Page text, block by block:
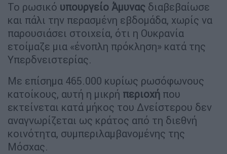
Το ρωσικό υπουργείο Άμυνας διαβεβαίωσε
και πάλι την περασμένη εβδομάδα, χωρίς να
παρουσιάσει στοιχεία, ότι η Ουκρανία
ετοίμαζε μια «ένοπλη πρόκληση» κατά της
Υπερδνειστερίας.
Με επίσημα 465.000 κυρίως ρωσόφωνους
κατοίκους, αυτή η μικρή περιοχή που
εκτείνεται κατά μήκος του Δνείστερου δεν
αναγνωρίζεται ως κράτος από τη διεθνή
κοινότητα, συμπεριλαμβανομένης της
Μόσχας.